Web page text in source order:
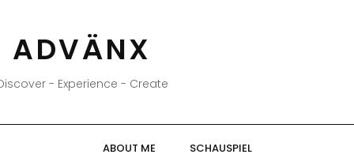
ADVÄNX
- Experience - Create
ABOUT ME SCHAUSPIEL